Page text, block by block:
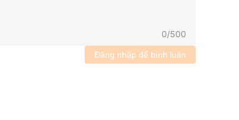
0/500
Đăng nhập để bình luận